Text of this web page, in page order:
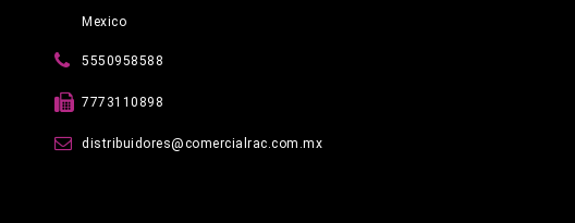
Mexico
5550958588
7773110898
distribuidores@comercialrac.com.mx